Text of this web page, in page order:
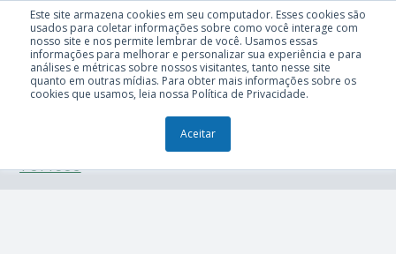
Este site armazena cookies em seu computador. Esses cookies são
usados para coletar informações sobre como você interage com
nosso site e nos permite lembrar de você. Usamos essas
informações para melhorar e personalizar sua experiência e para
análises e métricas sobre nossos visitantes, tanto nesse site
quanto em outras mídias. Para obter mais informações sobre os
cookies que usamos, leia nossa Política de Privacidade.
Aceitar
TÓPICOS